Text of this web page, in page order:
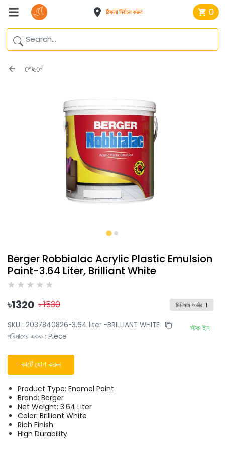
ঠিকানা নির্বাচন করুন 0
পেছনে
Berger Robbialac Acrylic Plastic Emulsion
Paint-3.64 Liter, Brilliant White
৳1320 ৳1530 মিনিমাম অর্ডার: 1
SKU : 2037840826-3.64 liter -BRILLIANT WHITE
পরিমাপের একক : Piece
স্টক ইন
কার্টে যোগ করুন
Product Type: Enamel Paint
Brand: Berger
Net Weight: 3.64 Liter
Color: Brilliant White
Rich Finish
High Durability